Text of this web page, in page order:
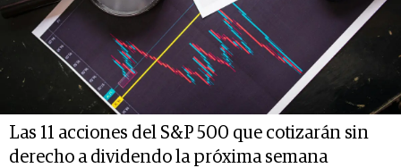
Las 11 acciones del S&P 500 que cotizarán sin
derecho a dividendo la próxima semana